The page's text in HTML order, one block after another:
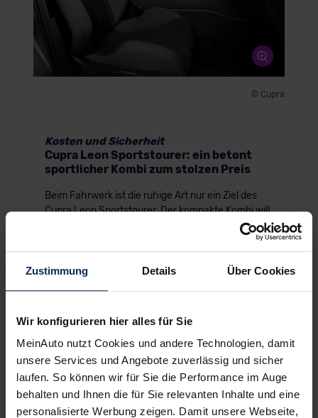
Zustimmung Details Über Cookies
Wir konfigurieren hier alles für Sie
MeinAuto nutzt Cookies und andere Technologien, damit
unsere Services und Angebote zuverlässig und sicher
laufen. So können wir für Sie die Performance im Auge
behalten und Ihnen die für Sie relevanten Inhalte und eine
personalisierte Werbung zeigen. Damit unsere Webseite,
© Cupra
Kosten und Sicherheit
Cupra Leon Sportstourer: ein betont
sportlicher Kombi zum stolzen Preis
Beim Fahrwerk ist die ruhige Art nur ein Ziel des
Cupra Leon Sportstourer. Der kompakte Kombi will
vor allem das “Sport” im Tourer betonen – und das
gelingt im vorzüglich. Mit seinem langen Radstand
und der breiten Spur liegt der Leon ST satt auf der
Straße. Mit seiner Mehrlenker-Hinterachse und
Bodenkontakt.
Der Federungskomfort des Standardfahrwerks ist
solide – mit den Adaptivdämpfern fühlt sich der
Cupra Leon ST jedoch spürbar komfortabler an;
nicht. Überzeugen kann uns Cupras
Kompaktkombi zudem mit seiner passiven